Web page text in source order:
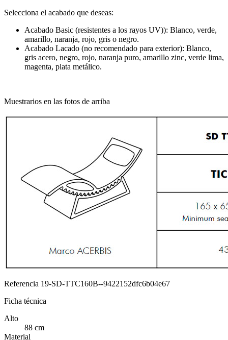
Selecciona el acabado que deseas:
Acabado Basic (resistentes a los rayos UV)): Blanco, verde,
amarillo, naranja, rojo, gris o negro.
Acabado Lacado (no recomendado para exterior): Blanco,
gris acero, negro, rojo, naranja puro, amarillo zinc, verde lima,
magenta, plata metálico.
Muestrarios en las fotos de arriba
Referencia 19-SD-TTC160B--9422152dfc6b04e67
Ficha técnica
Alto
88 cm
Material